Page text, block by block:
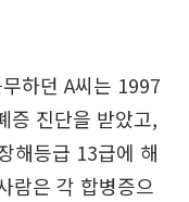
하던 A씨는 1997
증 진단을 받았고,
해등급 13급에 해
람은 각 합병증으